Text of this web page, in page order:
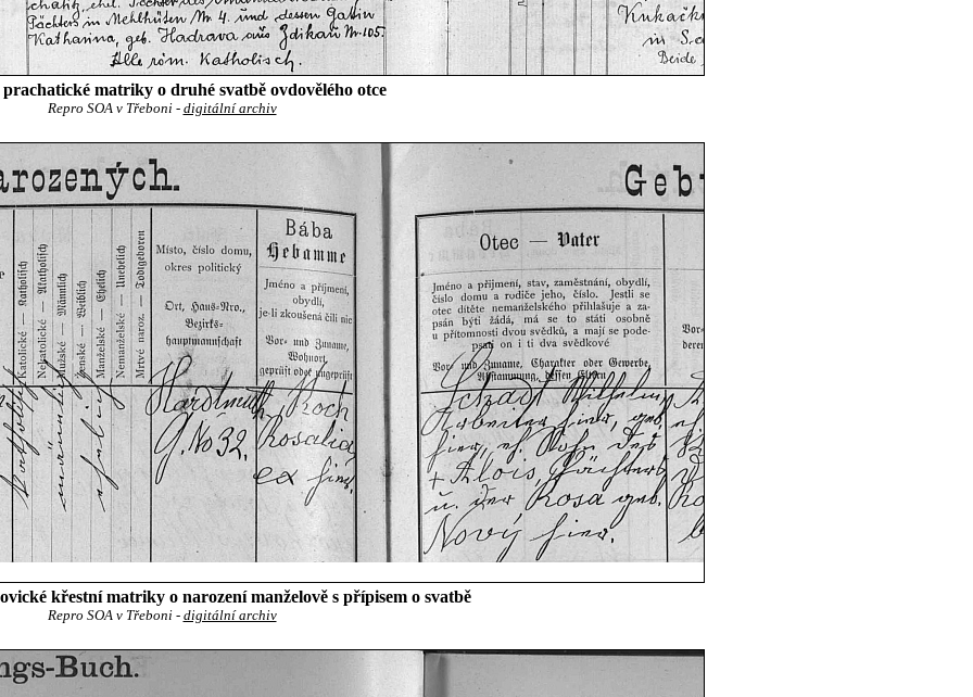
matriky o druhé svatbě ovdovělého otce
Repro SOA v Třeboni - digitální archiv
křestní matriky o narození manželově s přípisem o svatbě
Repro SOA v Třeboni - digitální archiv